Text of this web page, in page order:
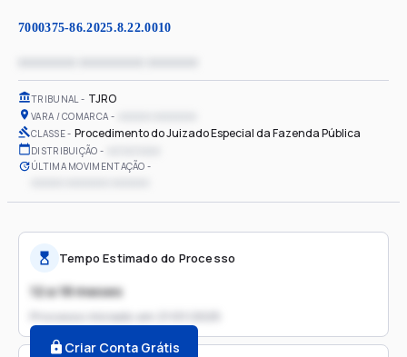
7000375-86.2025.8.22.0010
TRIBUNAL TJRO
VARA / COMARCA
CLASSE Procedimento do Juizado Especial da Fazenda Pública
DISTRIBUIÇÃO
ÚLTIMA MOVIMENTAÇÃO
Tempo Estimado do Processo
12 a 18 meses
Processo iniciado em
Criar Conta Grátis